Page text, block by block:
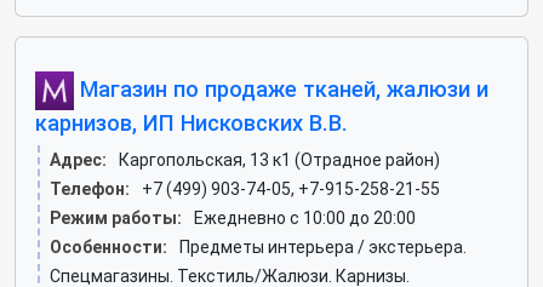
Магазин по продаже тканей, жалюзи и
карнизов, ИП Нисковских В.В.
Адрес:
Каргопольская, 13 к1 (Отрадное район)
Телефон:
+7 (499) 903-74-05, +7-915-258-21-55
Режим работы:
Ежедневно с 10:00 до 20:00
Особенности:
Предметы интерьера / экстерьера.
Спецмагазины. Текстиль/Жалюзи. Карнизы.